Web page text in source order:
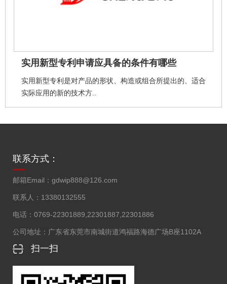
实用新型专利申请应具备的条件有哪些
实用新型专利是对产品的形状、构造或组合所提出的、适合
实际应用的新的技术方..
联系方式：
邮箱Email： gdwip888@126.com
联系人： 13380132555
电话： 0769-22301889,22301887,22301886
公司地址： 广东省东莞市南城街道鸿福路海德广场B座1102A
扫一扫